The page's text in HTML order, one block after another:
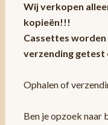
Wij verkopen
kopieën!!!
Cassettes
verzending getest
Ophalen of
Ben je opzoek naar